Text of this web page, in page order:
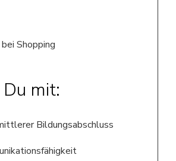
Shopping
mit:
Bildungsabschluss